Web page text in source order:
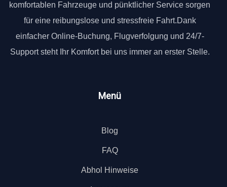
komfortablen Fahrzeuge und pünktlicher Service sorgen
für eine reibungslose und stressfreie Fahrt.Dank
einfacher Online-Buchung, Flugverfolgung und 24/7-
Support steht Ihr Komfort bei uns immer an erster Stelle.
Menü
Blog
FAQ
Abhol Hinweise